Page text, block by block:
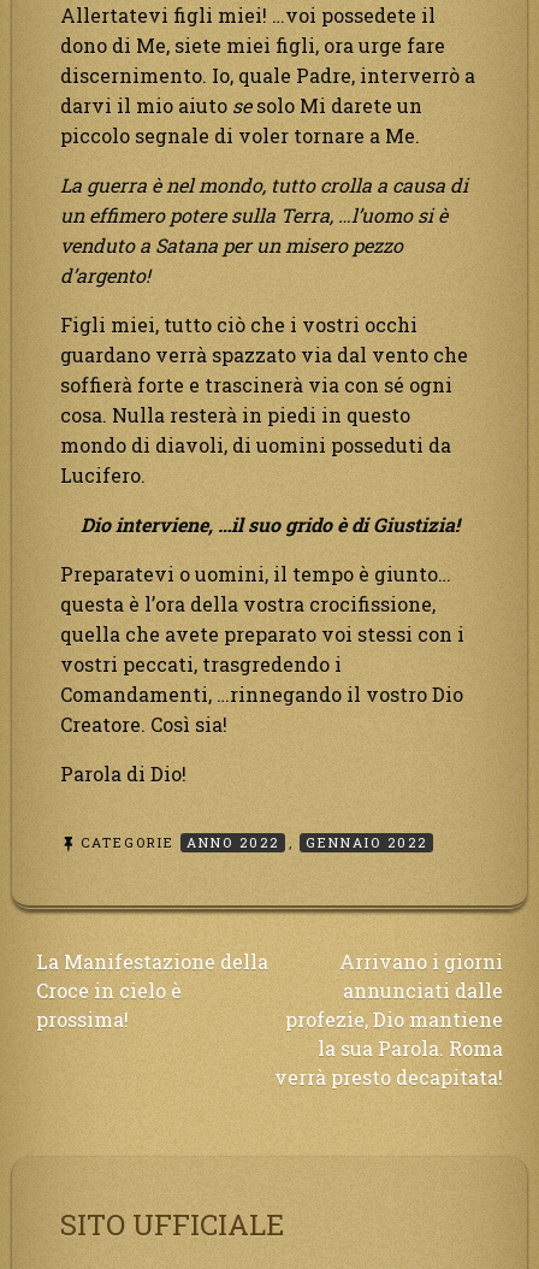
Allertatevi figli miei! …voi possedete il
dono di Me, siete miei figli, ora urge fare
discernimento. Io, quale Padre, interverrò a
darvi il mio aiuto sesolo Mi darete un
piccolo segnale di voler tornare a Me.
La guerra è nel mondo, tutto crolla a causa di
un effimero potere sulla Terra, …l’uomo si è
venduto a Satana per un misero pezzo
d’argento!
Figli miei, tutto ciò che i vostri occhi
guardano verrà spazzato via dal vento che
soffierà forte e trascinerà via con sé ogni
cosa. Nulla resterà in piedi in questo
mondo di diavoli, di uomini posseduti da
Lucifero.
Dio interviene, …il suo grido è di Giustizia!
Preparatevi o uomini, il tempo è giunto…
questa è l’ora della vostra crocifissione,
quella che avete preparato voi stessi con i
vostri peccati, trasgredendo i
Comandamenti, …rinnegando il vostro Dio
Creatore. Così sia!
Parola di Dio!
CATEGORIE ANNO 2022 , GENNAIO 2022
Navigazione
articoli
La Manifestazione della
Croce in cielo è
prossima!
Arrivano i giorni
annunciati dalle
profezie, Dio mantiene
la sua Parola. Roma
verrà presto decapitata!
SITO UFFICIALE